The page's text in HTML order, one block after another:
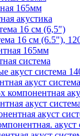
165мм
акустика
16 см (6,5")
16 см (6.5"),
165мм
система
акуст система
акуст система
акуст
акуст
акуст